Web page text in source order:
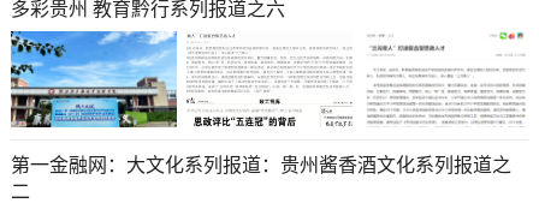
多彩贵州 教育黔行系列报道之六
第一金融网：大文化系列报道：贵州酱香酒文化系列报道之
二